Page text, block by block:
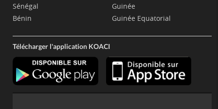
Sénégal
Bénin
Guinée
Guinée Equatorial
Télécharger l'application KOACI